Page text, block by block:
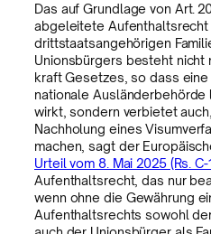
Das auf Grundlage von Art.
abgeleitete Aufenthaltsrecht
drittstaatsangehörigen
Unionsbürgers besteht nicht
kraft Gesetzes, so dass
nationale
wirkt, sondern verbietet
Nachholung eines
machen, sagt der
Urteil vom 8. Mai 2025 (Rs.
Aufenthaltsrecht, das nur
wenn ohne die Gewährung
Aufenthaltsrechts sowohl